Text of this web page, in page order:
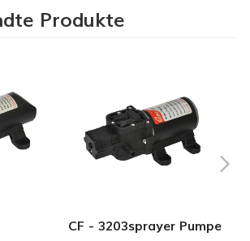
Produkte
CF - 3203sprayer Pumpe